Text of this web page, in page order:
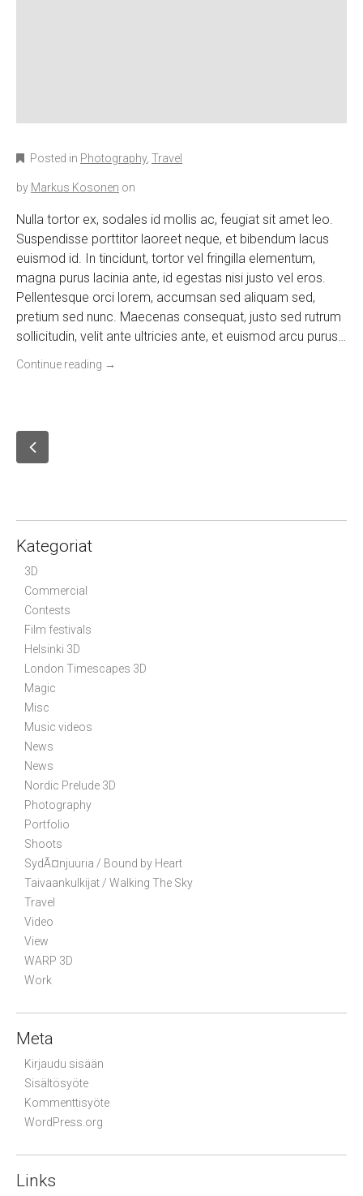
Posted in Photography, Travel
by Markus Kosonen on
Nulla tortor ex, sodales id mollis ac, feugiat sit amet leo.
Suspendisse porttitor laoreet neque, et bibendum lacus
euismod id. In tincidunt, tortor vel fringilla elementum,
magna purus lacinia ante, id egestas nisi justo vel eros.
Pellentesque orci lorem, accumsan sed aliquam sed,
pretium sed nunc. Maecenas consequat, justo sed rutrum
sollicitudin, velit ante ultricies ante, et euismod arcu purus…
Continue reading →
P
a
Kategoriat
3D
Commercial
Contests
Film festivals
Helsinki 3D
London Timescapes 3D
Magic
Misc
Music videos
News
News
Nordic Prelude 3D
Photography
Portfolio
Shoots
SydÃ¤njuuria / Bound by Heart
Taivaankulkijat / Walking The Sky
Travel
Video
View
WARP 3D
Work
Meta
Kirjaudu sisään
Sisältösyöte
Kommenttisyöte
WordPress.org
Links